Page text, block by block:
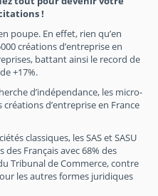
!
poupe. En effet, rien qu’en
créations d’entreprise en
battant ainsi le record de
+17%.
d’indépendance, les micro-
d’entreprise en France
classiques, les SAS et SASU
Français avec 68% des
Tribunal de Commerce, contre
les autres formes juridiques